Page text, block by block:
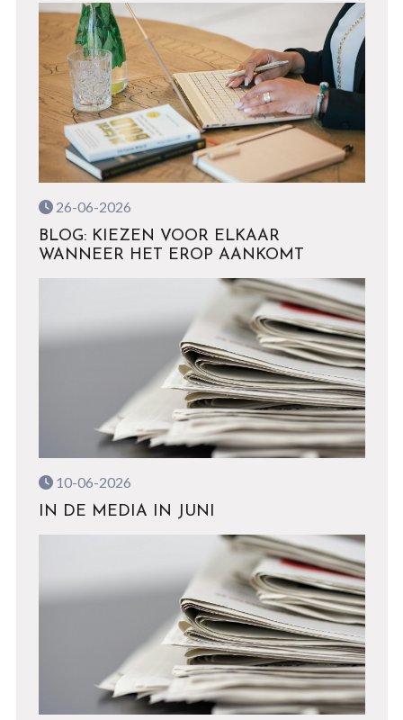
26-06-2026
BLOG: KIEZEN VOOR ELKAAR
WANNEER HET EROP AANKOMT
10-06-2026
IN DE MEDIA IN JUNI